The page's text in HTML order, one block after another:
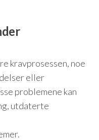
kravprosessen, noe
eller
problemene kan
utdaterte